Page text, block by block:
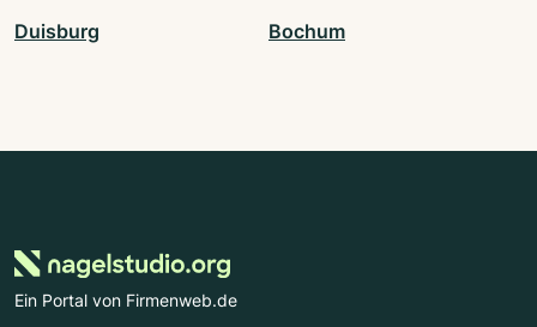
Duisburg Bochum
Ein Portal von Firmenweb.de